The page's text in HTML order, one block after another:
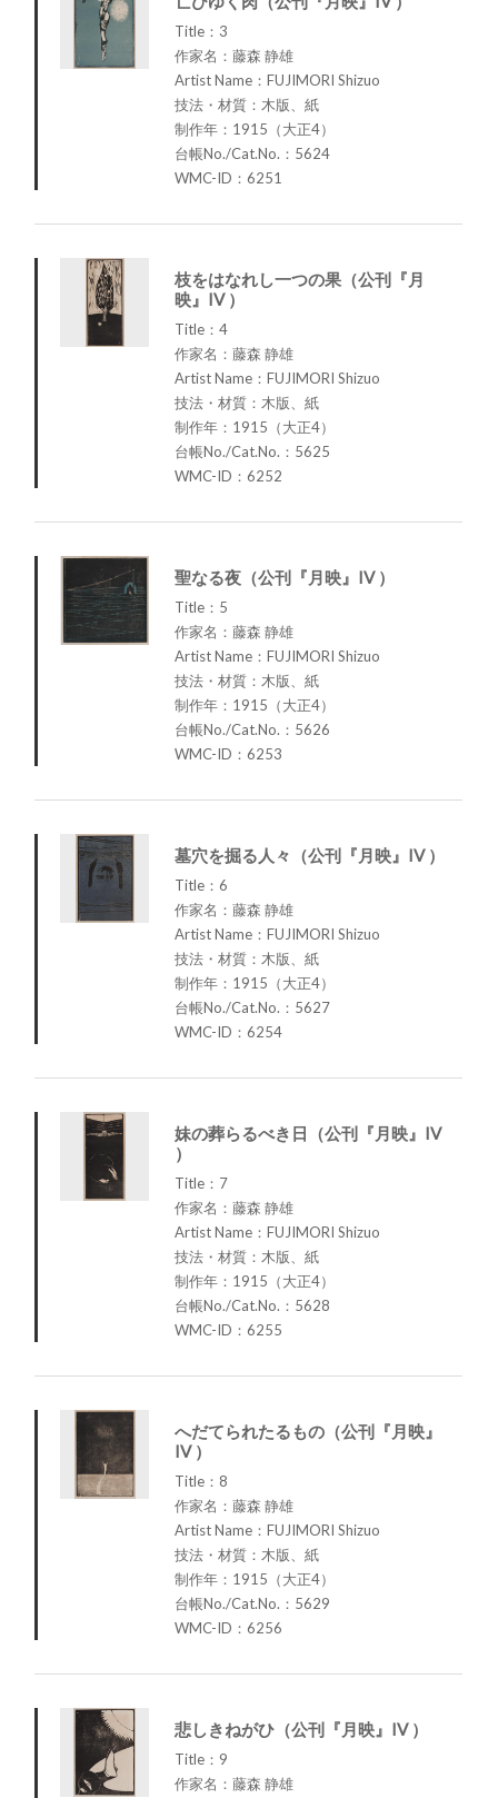
Title：3
作家名：藤森 静雄
Artist Name：FUJIMORI Shizuo
技法・材質：木版、紙
制作年：1915（大正4）
台帳No./Cat.No.：5624
WMC-ID：6251
枝をはなれし一つの果（公刊『月
映』IV ）
Title：4
作家名：藤森 静雄
Artist Name：FUJIMORI Shizuo
技法・材質：木版、紙
制作年：1915（大正4）
台帳No./Cat.No.：5625
WMC-ID：6252
聖なる夜（公刊『月映』IV ）
Title：5
作家名：藤森 静雄
Artist Name：FUJIMORI Shizuo
技法・材質：木版、紙
制作年：1915（大正4）
台帳No./Cat.No.：5626
WMC-ID：6253
墓穴を掘る人々（公刊『月映』IV ）
Title：6
作家名：藤森 静雄
Artist Name：FUJIMORI Shizuo
技法・材質：木版、紙
制作年：1915（大正4）
台帳No./Cat.No.：5627
WMC-ID：6254
妹の葬らるべき日（公刊『月映』IV
）
Title：7
作家名：藤森 静雄
Artist Name：FUJIMORI Shizuo
技法・材質：木版、紙
制作年：1915（大正4）
台帳No./Cat.No.：5628
WMC-ID：6255
へだてられたるもの（公刊『月映』
IV ）
Title：8
作家名：藤森 静雄
Artist Name：FUJIMORI Shizuo
技法・材質：木版、紙
制作年：1915（大正4）
台帳No./Cat.No.：5629
WMC-ID：6256
悲しきねがひ（公刊『月映』IV ）
Title：9
作家名：藤森 静雄